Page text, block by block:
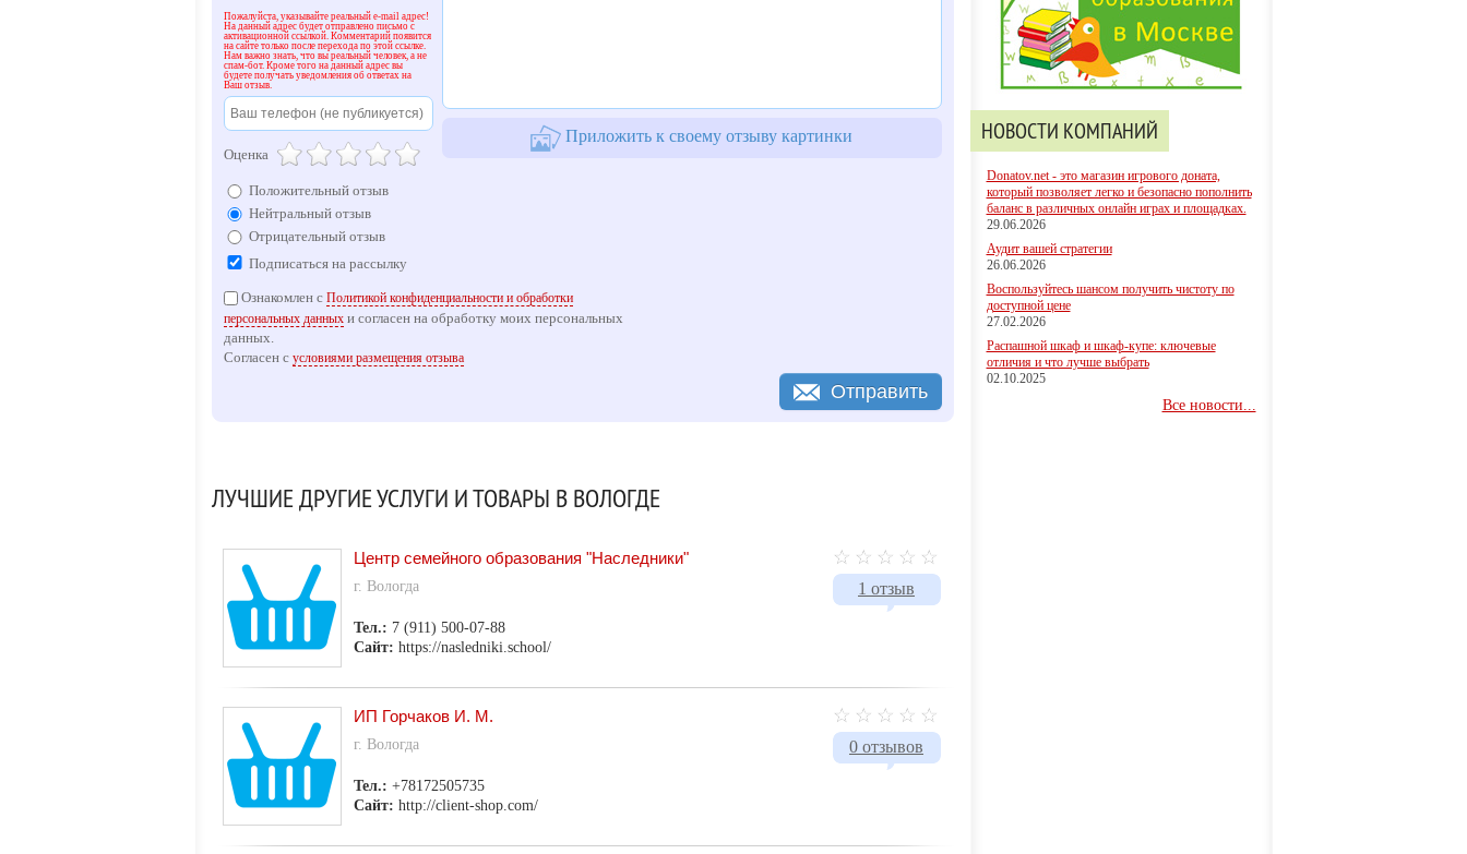
Пожалуйста, указывайте реальный e-mail адрес!
На данный адрес будет отправлено письмо с
активационной ссылкой. Комментарий появится
на сайте только после перехода по этой ссылке.
Нам важно знать, что вы реальный человек, а не
спам-бот. Кроме того на данный адрес вы
будете получать уведомления об ответах на
Ваш отзыв.
Оценка
Положительный отзыв
Нейтральный отзыв
Отрицательный отзыв
Подписаться на рассылку
Приложить к своему отзыву картинки
Ознакомлен с Политикой конфиденциальности и обработки
персональных данныхи согласен на обработку моих персональных
данных.
Согласен с условиями размещения отзыва
Отправить
ЛУЧШИЕ ДРУГИЕ УСЛУГИ И ТОВАРЫ В ВОЛОГДЕ
1 отзыв
Центр семейного образования "Наследники"
г. Вологда
Тел.: 7 (911) 500-07-88
Сайт: https://nasledniki.school/
0 отзывов
ИП Горчаков И. М.
г. Вологда
Тел.: +78172505735
Сайт: http://client-shop.com/
НОВОСТИ КОМПАНИЙ
Donatov.net - это магазин игрового доната,
который позволяет легко и безопасно пополнить
баланс в различных онлайн играх и площадках.
29.06.2026
Аудит вашей стратегии
26.06.2026
Воспользуйтесь шансом получить чистоту по
доступной цене
27.02.2026
Распашной шкаф и шкаф-купе: ключевые
отличия и что лучше выбрать
02.10.2025
Все новости...